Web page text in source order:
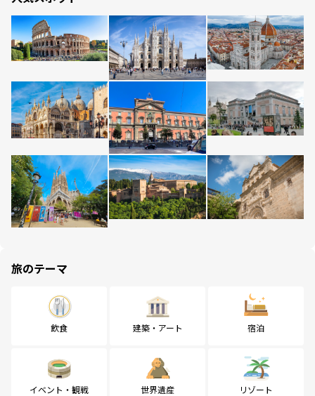
旅のテーマ
飲食 建築・アート 宿泊
イベント・観戦 世界遺産 リゾート